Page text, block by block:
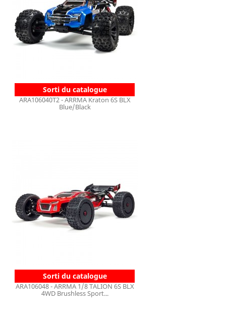
Sorti du catalogue
ARA106040T2 - ARRMA Kraton 6S BLX
Blue/Black
Sorti du catalogue
ARA106048 - ARRMA 1/8 TALION 6S BLX
4WD Brushless Sport...